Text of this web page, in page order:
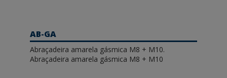
AB-GA
Abraçadeira amarela gásmica M8 + M10.
Abraçadeira amarela gásmica M8 + M10